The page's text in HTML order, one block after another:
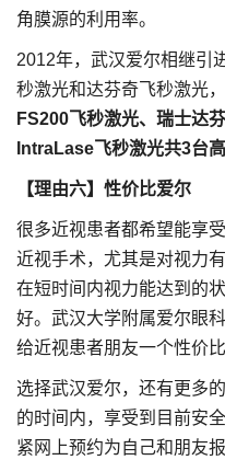
角膜源的利用率。
2012年，武汉爱尔相继引
秒激光和达芬奇飞秒激光，
FS200飞秒激光、瑞士达
IntraLase飞秒激光共3台
【理由六】性价比爱尔
很多近视患者都希望能享
近视手术，尤其是对视力
在短时间内视力能达到的
好。武汉大学附属爱尔眼
给近视患者朋友一个性价
选择武汉爱尔，还有更多
的时间内，享受到目前安
紧网上预约为自己和朋友